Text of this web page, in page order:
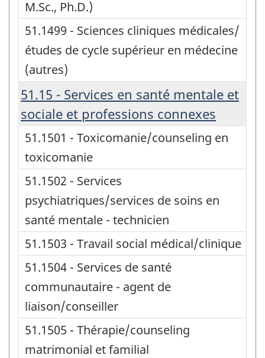
M.Sc., Ph.D.)
51.1499 - Sciences cliniques médicales/
études de cycle supérieur en médecine
(autres)
51.15 - Services en santé mentale et
sociale et professions connexes
51.1501 - Toxicomanie/counseling en
toxicomanie
51.1502 - Services
psychiatriques/services de soins en
santé mentale - technicien
51.1503 - Travail social médical/clinique
51.1504 - Services de santé
communautaire - agent de
liaison/conseiller
51.1505 - Thérapie/counseling
matrimonial et familial